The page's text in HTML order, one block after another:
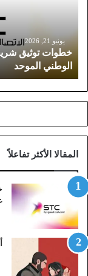
ث
ش
ر
ي
ل
ا
ت
ص
ل
(
s
يونيو 21, 2026
الوطني الموحد
المقالا الأكثر تفاعلاً